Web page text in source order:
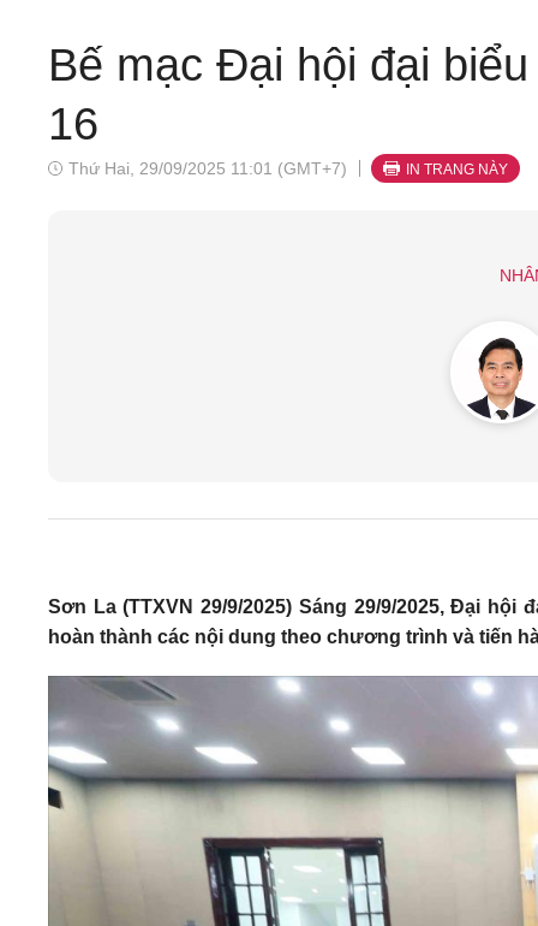
Bế mạc Đại hội đại
16
Thứ Hai, 29/09/2025 11:01 (GMT+7) IN TRANG NÀY
Sơn La (TTXVN 29/9/2025) Sáng 29/9/2025, Đại
hoàn thành các nội dung theo chương trình và tiến